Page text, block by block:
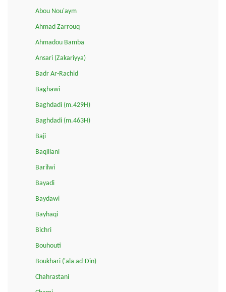
Abou Nou'aym
Ahmad Zarrouq
Ahmadou Bamba
Ansari (Zakariyya)
Badr Ar-Rachid
Baghawi
Baghdadi (m.429H)
Baghdadi (m.463H)
Baji
Baqillani
Barilwi
Bayadi
Baydawi
Bayhaqi
Bichri
Bouhouti
Boukhari ('ala ad-Din)
Chahrastani